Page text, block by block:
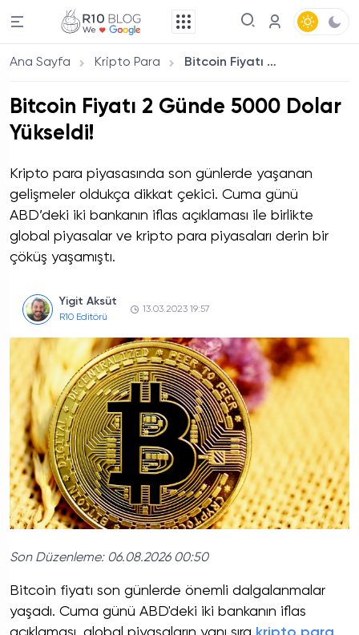
Ana Sayfa Kripto Para Bitcoin Fiyatı 2 Günde 5000 Dolar Yükseldi!
Bitcoin Fiyatı 2 Günde 5000 Dolar
Yükseldi!
Kripto para piyasasında son günlerde yaşanan
gelişmeler oldukça dikkat çekici. Cuma günü
ABD’deki iki bankanın iflas açıklaması ile birlikte
global piyasalar ve kripto para piyasaları derin bir
çöküş yaşamıştı.
Yigit Aksüt
R10 Editörü
13.03.2023 19:57
Son Düzenleme: 06.08.2026 00:50
Bitcoin fiyatı son günlerde önemli dalgalanmalar
yaşadı. Cuma günü ABD'deki iki bankanın iflas